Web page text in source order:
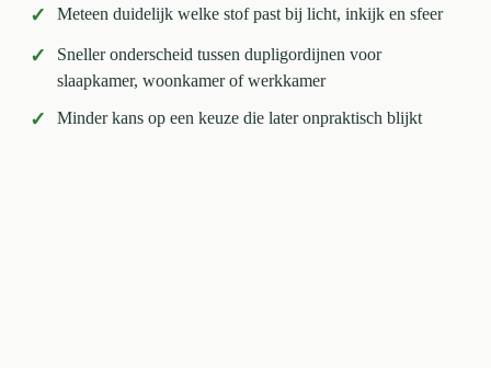
✓ Meteen duidelijk welke stof past bij licht, inkijk en sfeer
✓
Sneller onderscheid tussen dupligordijnen voor
slaapkamer, woonkamer of werkkamer
✓ Minder kans op een keuze die later onpraktisch blijkt